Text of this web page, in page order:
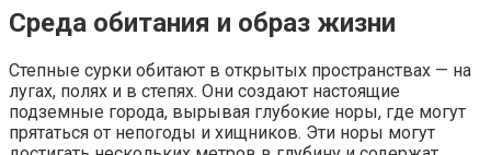
Среда обитания и образ жизни
Степные сурки обитают в открытых пространствах — на
лугах, полях и в степях. Они создают настоящие
подземные города, вырывая глубокие норы, где могут
прятаться от непогоды и хищников. Эти норы могут